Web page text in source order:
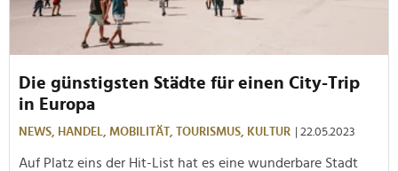
Die günstigsten Städte für einen City-Trip
in Europa
NEWS, HANDEL, MOBILITÄT, TOURISMUS, KULTUR | 22.05.2023
Auf Platz eins der Hit-List hat es eine wunderbare Stadt